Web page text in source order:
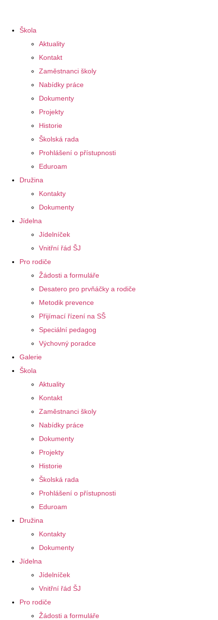
Škola
Aktuality
Kontakt
Zaměstnanci školy
Nabídky práce
Dokumenty
Projekty
Historie
Školská rada
Prohlášení o přístupnosti
Eduroam
Družina
Kontakty
Dokumenty
Jídelna
Jídelníček
Vnitřní řád ŠJ
Pro rodiče
Žádosti a formuláře
Desatero pro prvňáčky a rodiče
Metodik prevence
Přijímací řízení na SŠ
Speciální pedagog
Výchovný poradce
Galerie
Škola
Aktuality
Kontakt
Zaměstnanci školy
Nabídky práce
Dokumenty
Projekty
Historie
Školská rada
Prohlášení o přístupnosti
Eduroam
Družina
Kontakty
Dokumenty
Jídelna
Jídelníček
Vnitřní řád ŠJ
Pro rodiče
Žádosti a formuláře